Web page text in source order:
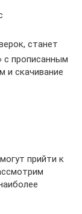
станет
с прописанным
и скачивание
прийти к